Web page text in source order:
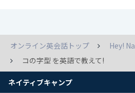
オンライン英会話トップ
Hey!
コの字型 を英語で教えて!
ネイティブキャンプ